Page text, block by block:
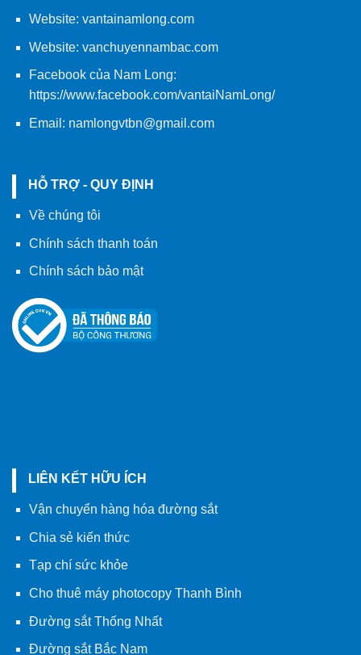
Website: vantainamlong.com
Website: vanchuyennambac.com
Facebook của Nam Long:
https://www.facebook.com/vantaiNamLong/
Email: namlongvtbn@gmail.com
HỖ TRỢ - QUY ĐỊNH
Về chúng tôi
Chính sách thanh toán
Chính sách bảo mật
LIÊN KẾT HỮU ÍCH
Vận chuyển hàng hóa đường sắt
Chia sẻ kiến thức
Tạp chí sức khỏe
Cho thuê máy photocopy Thanh Bình
Đường sắt Thống Nhất
Đường sắt Bắc Nam